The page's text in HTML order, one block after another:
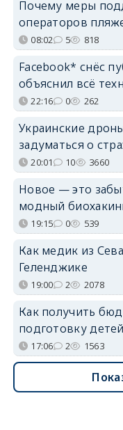
Почему меры
операторов
08:02 5 818
Facebook* снёс
объяснил всё
22:16 0 262
Украинские
задуматься о
20:01 10 3660
Новое — это
модный
19:15 0 539
Как медик из
Геленджике
19:00 2 2078
Как получить
подготовку
17:06 2 1563